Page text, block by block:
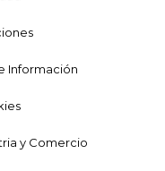
Información
y Comercio